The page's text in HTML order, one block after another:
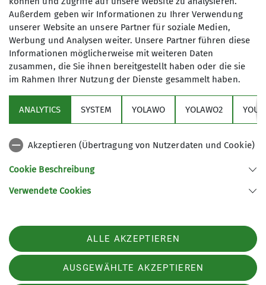
Auf jeder unserer Touren ist „LVS“
(Lawinen-Verschütteten-Such)-
Training ein wichtiger Bestandteil und
wird regelmäßig geübt.
Du bist ein guter Skifahrer und
möchtest das Skibergsteigen mal
probieren? Dann wende Dich an
Bernd Rescheleit um eine Gelegenheit
abzustimmen um Deine „Freeride-
Tauglichkeit“ abzuschätzen. Außerdem
bekommen.
bietet regelmäßig Skitouren/
Skibergsteigen für DAV-Mitglieder an.
Touren, wie Einführungs-, Übungs-,
Trainings- oder Ausbildungstouren,
Aktuelles
Service
Sektion Dortmund des Deutschen Alpenvereins e.V.
Telefon +4923116866
Außerdem geben wir Informationen zu Ihrer Verwendung
unserer Website an unsere Partner für soziale Medien,
Werbung und Analysen weiter. Unsere Partner führen diese
Informationen möglicherweise mit weiteren Daten
zusammen, die Sie ihnen bereitgestellt haben oder die sie
im Rahmen Ihrer Nutzung der Dienste gesammelt haben.
ANALYTICS SYSTEM YOLAWO YOLAWO2
Akzeptieren (Übertragung von Nutzerdaten und Cookie)
Cookie Beschreibung
Verwendete Cookies
ALLE AKZEPTIEREN
AUSGEWÄHLTE AKZEPTIEREN